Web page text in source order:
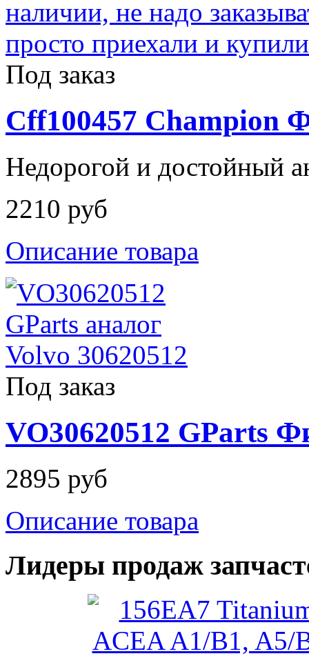
Под заказ
Cff100457 Champion
Недорогой и достойный
2210 руб
Описание товара
Под заказ
VO30620512 GParts
2895 руб
Описание товара
Лидеры продаж